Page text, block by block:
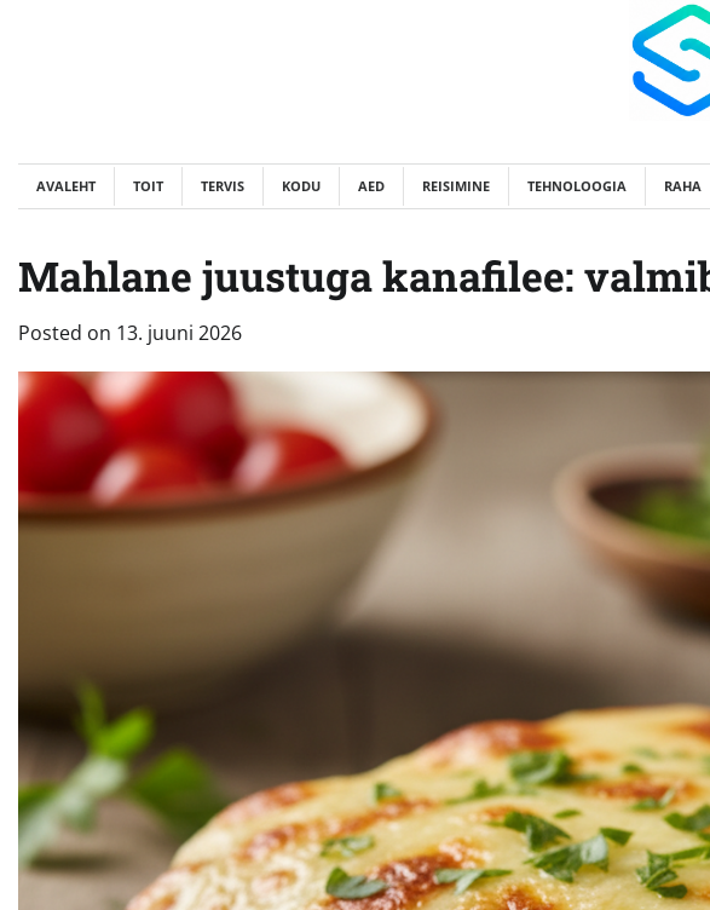
AVALEHT TOIT TERVIS KODU AED REISIMINE TEHNOLOOGIA RAHA
Mahlane juustuga kanafilee:
Posted on 13. juuni 2026